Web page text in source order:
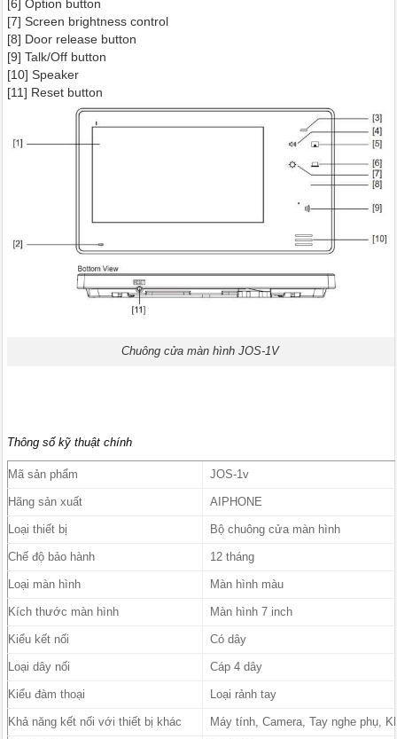
[6] Option button
[7] Screen brightness control
[8] Door release button
[9] Talk/Off button
[10] Speaker
[11] Reset button
Chuông cửa màn hình JOS-1V
Thông số kỹ thuật chính
Mã sản phẩm JOS-1v
Hãng sản xuất AIPHONE
Loại thiết bị Bộ chuông cửa màn hình
Chế độ bảo hành 12 tháng
Loại màn hình Màn hình màu
Kích thước màn hình Màn hình 7 inch
Kiểu kết nối Có dây
Loại dây nối Cáp 4 dây
Kiểu đàm thoại Loại rảnh tay
Khả năng kết nối với thiết bị khác Máy tính, Camera, Tay nghe phụ,